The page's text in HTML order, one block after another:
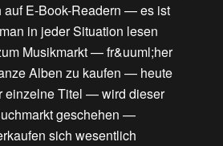
auf E-Book-Readern —es ist
in jeder Situation lesen
Musikmarkt—fr&uuml;her
Alben zu kaufen — heute
einzelne Titel —wird dieser
geschehen —
sich wesentlich